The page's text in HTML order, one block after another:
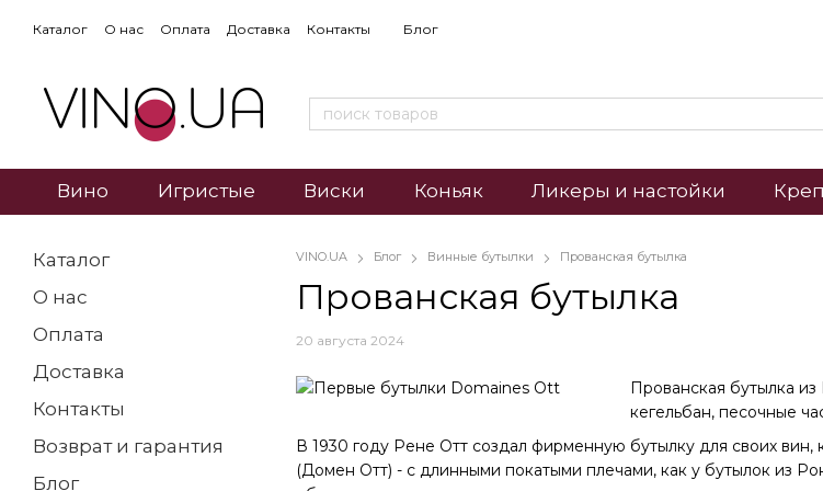
Каталог О нас Оплата Доставка Контакты Блог
Вино Игристые Виски Коньяк Ликеры и настойки
VINO.UA Блог Винные бутылки Прованская бутылка
Прованская бутылка
20 августа 2024
Прованская бутылка
кегельбан, песочные
В 1930 году Рене Отт создал фирменную бутылку для своих вин,
(Домен Отт) - с длинными покатыми плечами, как у бутылок из
Каталог
О нас
Оплата
Доставка
Контакты
Возврат и гарантия
Блог